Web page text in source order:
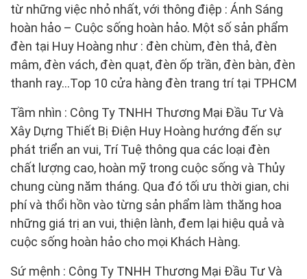
từ những việc nhỏ nhất, với thông điệp : Ánh Sáng
hoàn hảo – Cuộc sống hoàn hảo. Một số sản phẩm
đèn tại Huy Hoàng như : đèn chùm, đèn thả, đèn
mâm, đèn vách, đèn quạt, đèn ốp trần, đèn bàn, đèn
thanh ray…Top 10 cửa hàng đèn trang trí tại TPHCM
Tầm nhìn : Công Ty TNHH Thương Mại Đầu Tư Và
Xây Dựng Thiết Bị Điện Huy Hoàng hướng đến sự
phát triển an vui, Trí Tuệ thông qua các loại đèn
chất lượng cao, hoàn mỹ trong cuộc sống và Thủy
chung cùng năm tháng. Qua đó tối ưu thời gian, chi
phí và thổi hồn vào từng sản phẩm làm thăng hoa
những giá trị an vui, thiện lành, đem lại hiệu quả và
cuộc sống hoàn hảo cho mọi Khách Hàng.
Sứ mệnh : Công Ty TNHH Thương Mại Đầu Tư Và